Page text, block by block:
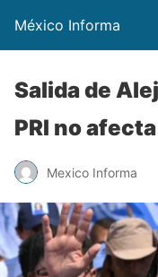
México Informa
Salida de
PRI no
Mexico Informa